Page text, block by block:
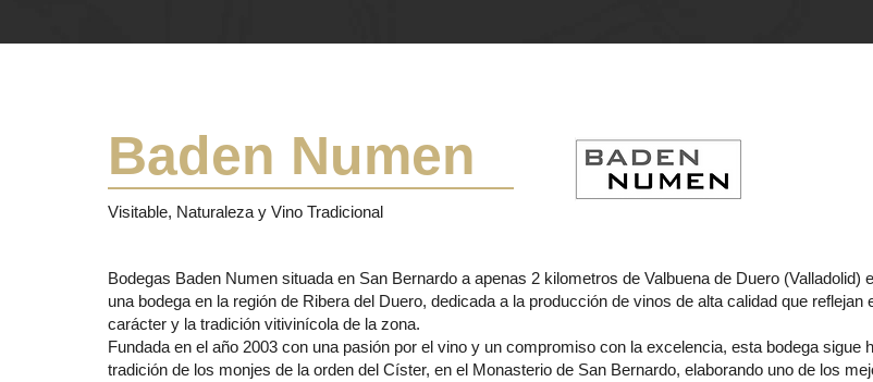
Baden Numen
Visitable, Naturaleza y Vino Tradicional
Bodegas Baden Numen situada en San Bernardo a apenas 2 kilometros de Valbuena de Duero (Valladolid)
una bodega en la región de Ribera del Duero, dedicada a la producción de vinos de alta calidad que reflejan
carácter y la tradición vitivinícola de la zona.
Fundada en el año 2003 con una pasión por el vino y un compromiso con la excelencia, esta bodega sigue
tradición de los monjes de la orden del Císter, en el Monasterio de San Bernardo, elaborando uno de los